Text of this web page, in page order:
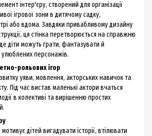
інтер'єру, створений для організації
ігрової зони в дитячому садку,
або вдома. Завдяки привабливому дизайну
ця стінка перетворюється на справжню
діти можуть грати, фантазувати й
персонажів.
рольових ігор
уяви, мовлення, акторських навичок та
Під час вистав маленькі актори вчаться
в колективі та вирішенню простих
дітей вигадувати історії, втілювати